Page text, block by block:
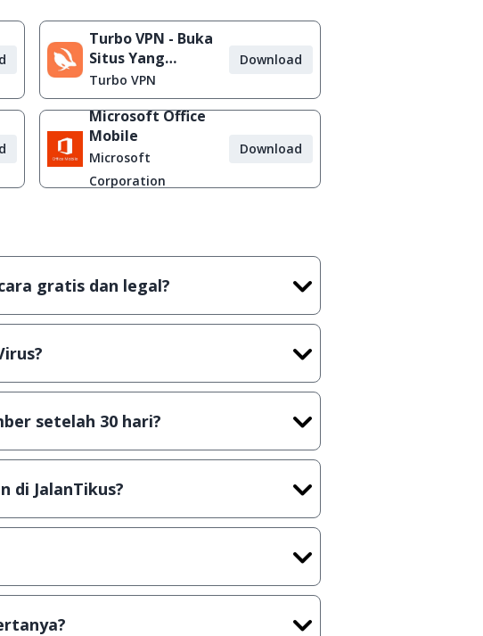
Turbo VPN - Buka
Situs Yang
Diblokir
Turbo VPN
Download
Microsoft Office
Mobile
Microsoft
Corporation
Download
gratis dan legal?
dalam artian tidak (bajakan) hasil crack,
& Avast) sebelum menerbitkan suatu
setelah 30 hari?
secara Shareware, dalam arti hanya
di JalanTikus?
Nama Aplikasi/Games, Deskripsi serta
kita masih melakukan upload-download